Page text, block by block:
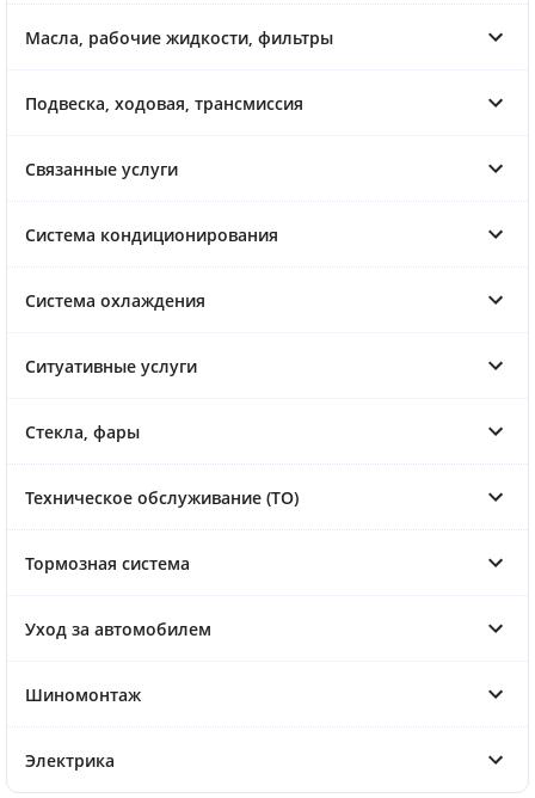
Масла, рабочие жидкости, фильтры
Подвеска, ходовая, трансмиссия
Связанные услуги
Система кондиционирования
Система охлаждения
Ситуативные услуги
Стекла, фары
Техническое обслуживание (ТО)
Тормозная система
Уход за автомобилем
Шиномонтаж
Электрика